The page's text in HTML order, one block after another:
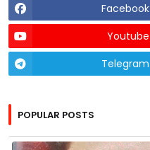
Facebook
Youtube
Telegram
POPULAR POSTS